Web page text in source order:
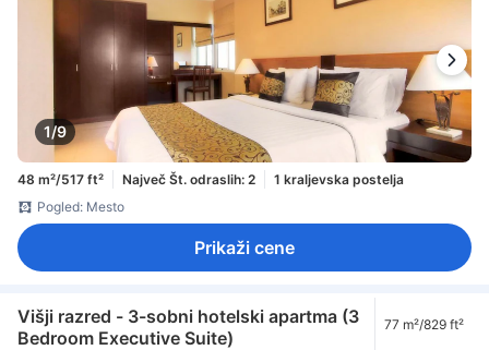
1/9
48 m²/517 ft² Največ Št. odraslih: 2
1 kraljevska postelja
Pogled: Mesto
Prikaži cene
Višji razred - 3-sobni hotelski apartma (3
Bedroom Executive Suite)
77 m²/829 ft²